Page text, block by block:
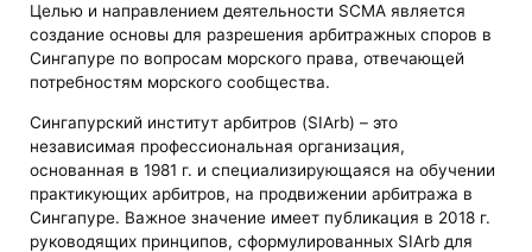
Целью и направлением деятельности SCMA является
создание основы для разрешения арбитражных споров в
Сингапуре по вопросам морского права, отвечающей
потребностям морского сообщества.
Сингапурский институт арбитров (SIArb) – это
независимая профессиональная организация,
основанная в 1981 г. и специализирующаяся на обучении
практикующих арбитров, на продвижении арбитража в
Сингапуре. Важное значение имеет публикация в 2018 г.
руководящих принципов, сформулированных SIArb для